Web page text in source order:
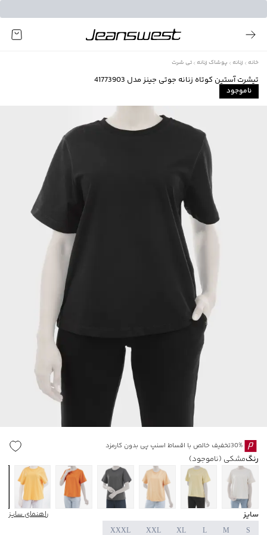
خانه زنانه پوشاک زنانه تی شرت
تیشرت آستین کوتاه زنانه جوتی جینز مدل 41773903
ناموجود
30%تخفیف خالص با اقساط اسنپ پی بدون کارمزد
رنگمشکی (ناموجود)
سایز
راهنمای سایز
S
M
L
XL
XXL
XXXL